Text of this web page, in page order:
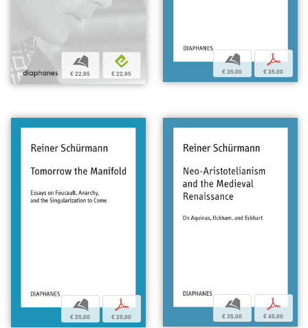
b
€ 22,95
e
€ 22,95
b
€ 35,00
p
€ 35,00
b
€ 25,00
p
€ 25,00
b
€ 35,00
p
€ 45,00